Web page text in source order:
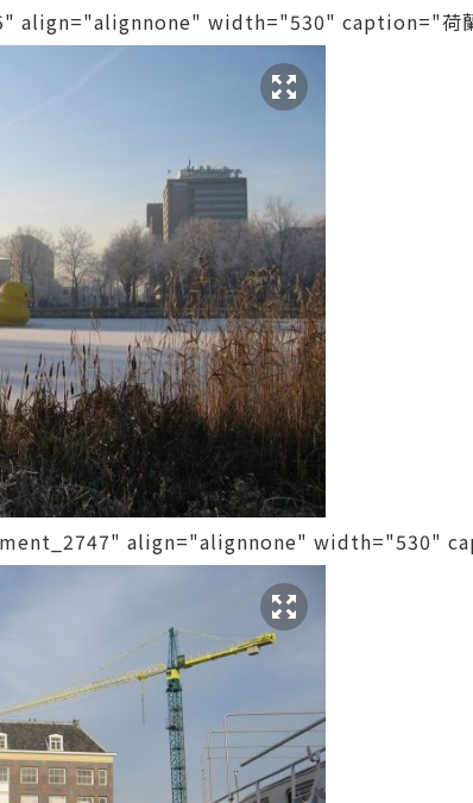
align="alignnone" width="530" caption="荷
align="alignnone" width="530"